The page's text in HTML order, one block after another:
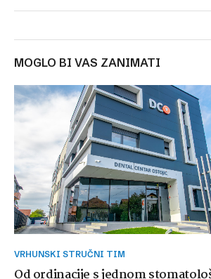
MOGLO BI VAS ZANIMATI
VRHUNSKI STRUČNI TIM
Od ordinacije s jednom